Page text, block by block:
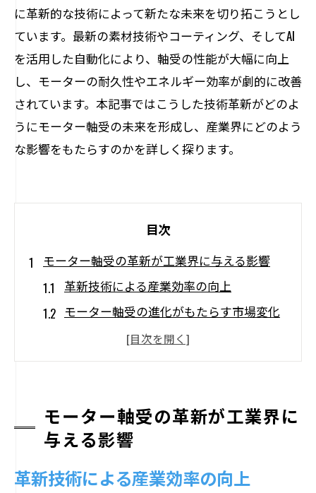
に革新的な技術によって新たな未来を切り拓こうとし
ています。最新の素材技術やコーティング、そしてAI
を活用した自動化により、軸受の性能が大幅に向上
し、モーターの耐久性やエネルギー効率が劇的に改善
されています。本記事ではこうした技術革新がどのよ
うにモーター軸受の未来を形成し、産業界にどのよう
な影響をもたらすのかを詳しく探ります。
目次
モーター軸受の革新が工業界に与える影響
革新技術による産業効率の向上
モーター軸受の進化がもたらす市場変化
新素材と技術の融合が生む経済効果
モーター軸受の革新が推進する環境対策
創出
未来の産業構造に及ぼす影響
可能性
モーター軸受の革新が工業界に
与える影響
革新技術による産業効率の向上